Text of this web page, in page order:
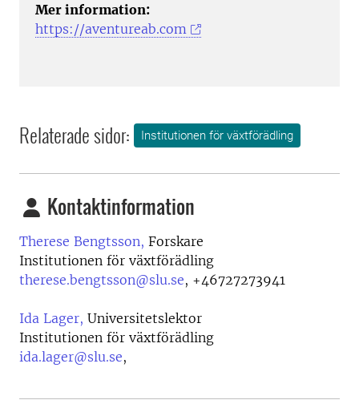
Mer information:
https://aventureab.com
Relaterade sidor: Institutionen för växtförädling
Kontaktinformation
Therese Bengtsson, Forskare
Institutionen för växtförädling
therese.bengtsson@slu.se, +46727273941
Ida Lager, Universitetslektor
Institutionen för växtförädling
ida.lager@slu.se,